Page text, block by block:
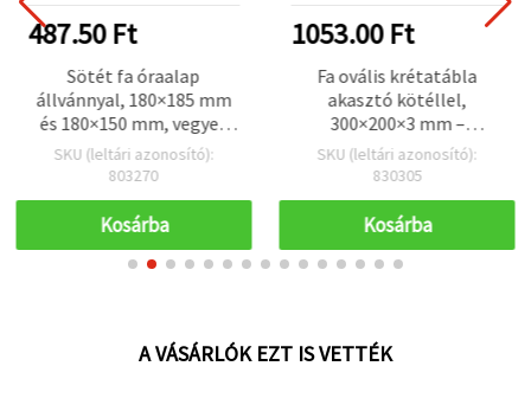
487.50 Ft
Sötét fa óraalap
állvánnyal, 180×185 mm
és 180×150 mm, vegyes
méretek
SKU (leltári azonosító):
803270
Kosárba
1053.00 Ft
Fa ovális krétatábla
akasztó kötéllel,
300×200×3 mm –
dekoráció, DIY, kézműves
SKU (leltári azonosító):
830305
Kosárba
A VÁSÁRLÓK EZT IS VETTÉK